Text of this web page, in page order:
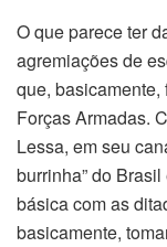
O que parece ter
agremiações de
que,
Forças Armadas.
Lessa, em seu
burrinha” do
básica com as
basicamente,